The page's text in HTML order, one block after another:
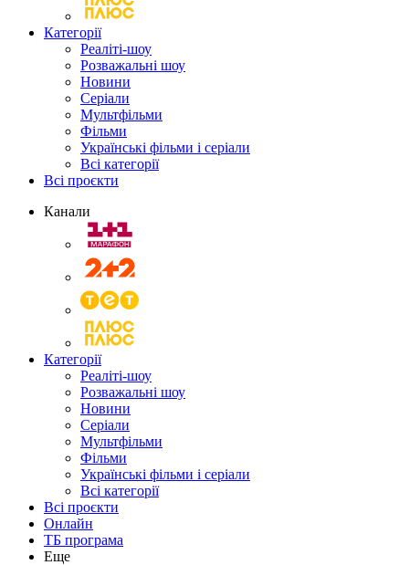
Категорії
Реаліті-шоу
Розважальні шоу
Новини
Серіали
Мультфільми
Фільми
Українські фільми і серіали
Всі категорії
Всі проєкти
Канали
Категорії
Реаліті-шоу
Розважальні шоу
Новини
Серіали
Мультфільми
Фільми
Українські фільми і серіали
Всі категорії
Всі проєкти
Онлайн
ТБ програма
Еще